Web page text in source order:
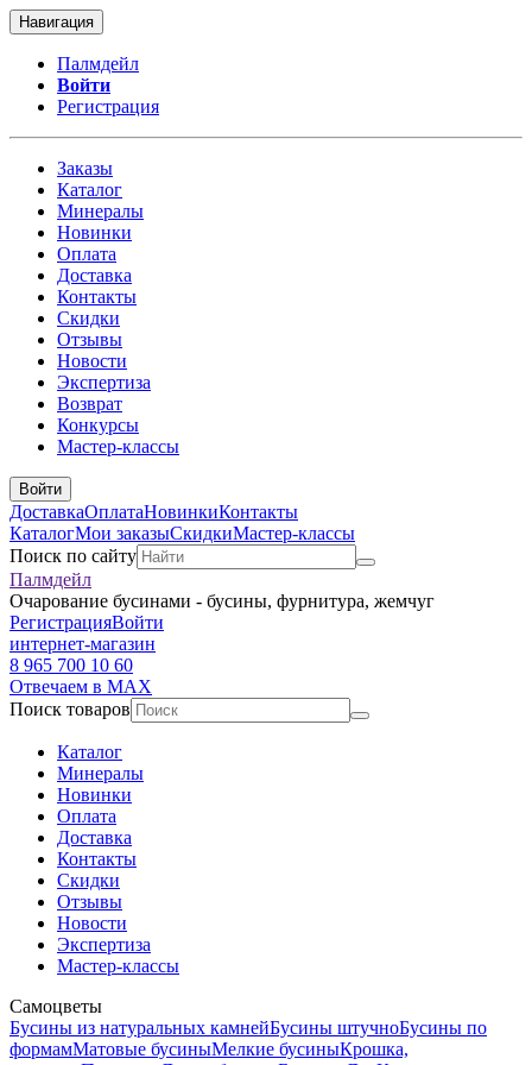
Навигация
Палмдейл
Войти
Регистрация
Заказы
Каталог
Минералы
Новинки
Оплата
Доставка
Контакты
Скидки
Отзывы
Новости
Экспертиза
Возврат
Конкурсы
Мастер-классы
Войти
ДоставкаОплатаНовинкиКонтакты
КаталогМои заказыСкидкиМастер-классы
Поиск по сайту
Палмдейл
Очарование бусинами - бусины, фурнитура, жемчуг
РегистрацияВойти
интернет-магазин
8 965 700 10 60
Отвечаем в MAX
Поиск товаров
Каталог
Минералы
Новинки
Оплата
Доставка
Контакты
Скидки
Отзывы
Новости
Экспертиза
Мастер-классы
Самоцветы
Бусины из натуральных камнейБусины штучноБусины по
формамМатовые бусиныМелкие бусиныКрошка,